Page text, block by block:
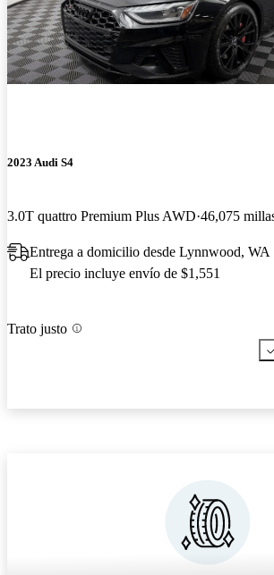
2023 Audi S4
3.0T quattro Premium Plus AWD 46,075
Entrega a domicilio desde Lynnwood, WA
El precio incluye envío de $1,551
Trato justo